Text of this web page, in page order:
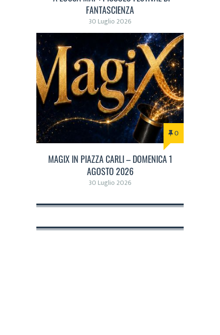
FANTASCIENZA
30 Luglio 2026
0
MAGIX IN PIAZZA CARLI – DOMENICA 1
AGOSTO 2026
30 Luglio 2026